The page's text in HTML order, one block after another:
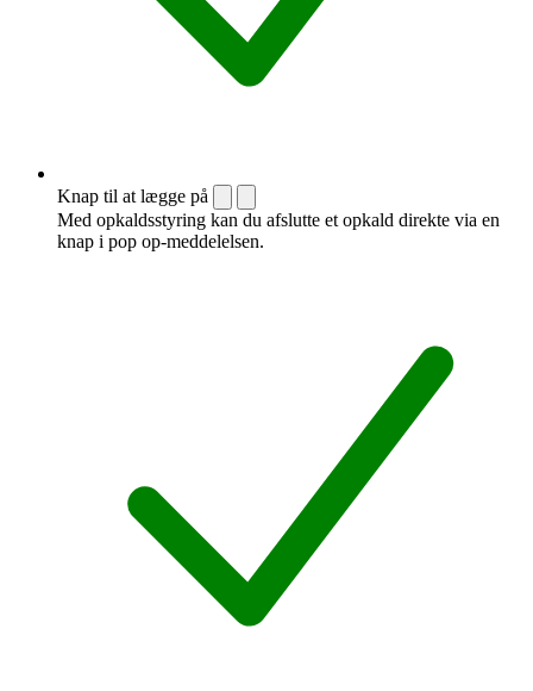
Knap til at lægge på
Med opkaldsstyring kan du afslutte et opkald direkte via en
knap i pop op-meddelelsen.